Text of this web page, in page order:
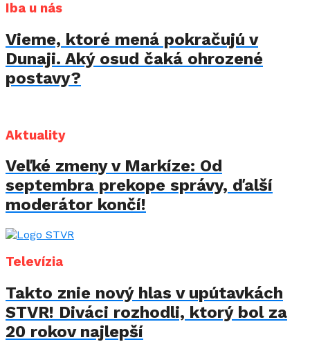
Iba u nás
Vieme, ktoré mená pokračujú v
Dunaji. Aký osud čaká ohrozené
postavy?
Aktuality
Veľké zmeny v Markíze: Od
septembra prekope správy, ďalší
moderátor končí!
Televízia
Takto znie nový hlas v upútavkách
STVR! Diváci rozhodli, ktorý bol za
20 rokov najlepší